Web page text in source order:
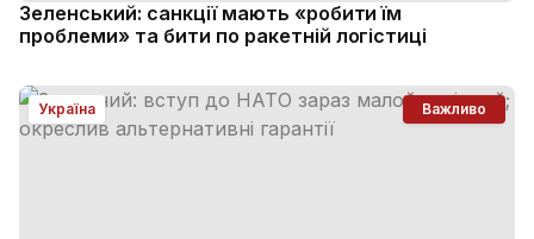
Зеленський: санкції мають «робити їм
проблеми» та бити по ракетній логістиці
Україна Важливо